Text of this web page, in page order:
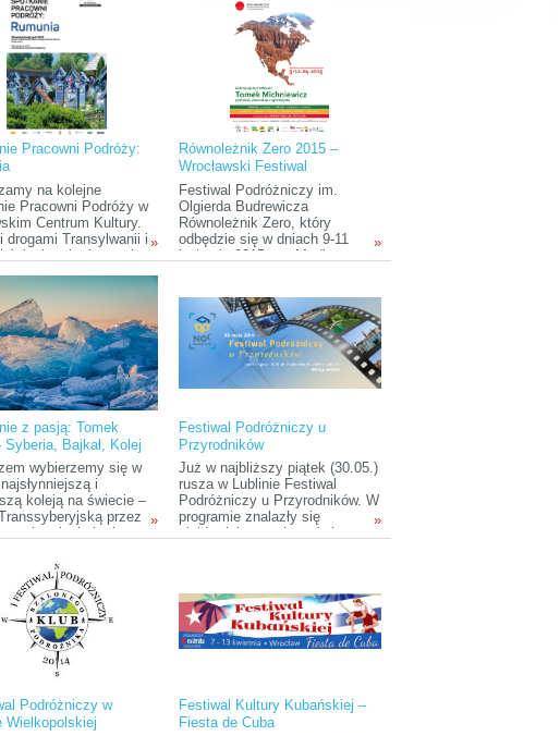
kulturę.
ludzie na świecie.
Pracowni Podróży:
na kolejne
Pracowni Podróży w
Centrum Kultury.
drogami Transylwanii i
ścieżkami udamy się w
»
Równoleżnik Zero 2015 –
Wrocławski Festiwal
Podróżniczy im. Olgierda
Budrewicza
Festiwal Podróżniczy im.
Olgierda Budrewicza
Równoleżnik Zero, który
odbędzie się w dniach 9-11
kwietnia 2015 r. w Mediatece
to wydarzenie skierowane do
osób pragnących poczuć klimat
podróżowania oraz wspaniała
okazja do spotkania z
podróżnikami i autorami
książek. Tegoroczna edycja
Ameryki Północnej i Środkowej.
»
z pasją: Tomek
Syberia, Bajkał, Kolej
wybierzemy się w
i
koleją na świecie –
przez
i rozległe krainy
»
Festiwal Podróżniczy u
Przyrodników
Już w najbliższy piątek (30.05.)
rusza w Lublinie Festiwal
Podróżniczy u Przyrodników. W
programie znalazły się
slajdowiska z całego świata:
(Opolszczyzna i Białowieski
Park Narodowy). Ideą Festiwalu
jest ukazanie piękna i bogactwa
przyrody w skrajnie różnych
»
Podróżniczy w
Wielkopolskiej
Festiwal Kultury Kubańskiej –
Fiesta de Cuba